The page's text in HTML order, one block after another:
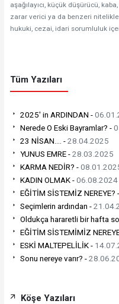
aşağılayıcı, küçük düşürücü,
zarar verici ya da benzeri
hukuki, cezai, idari sorumluluk
Tüm Yazıları
2025' in ARDINDAN -
Nerede O Eski Bayramlar? -
23 NİSAN.... -28.04.2025
YUNUS EMRE -28.03.2025
KARMA NEDİR? -
KADIN OLMAK -06.08.2024
EĞİTİM SİSTEMİZ NEREYE? -
Seçimlerin ardından -
Oldukça hararetli bir hafta
EĞİTİM SİSTEMİMİZ
ESKİ MALTEPELİLİK -
Sonu nereye varır? -
Köşe Yazıları